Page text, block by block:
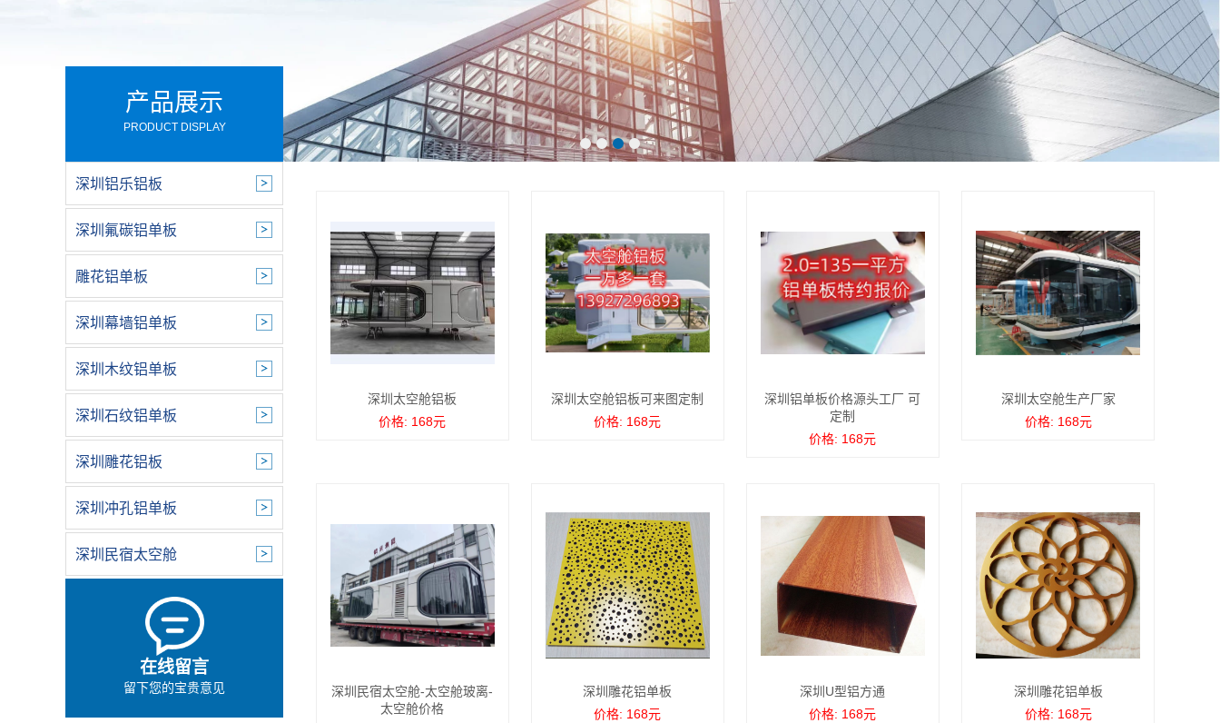
产品展示
PRODUCT DISPLAY
深圳铝乐铝板
深圳氟碳铝单板
雕花铝单板
深圳幕墙铝单板
深圳木纹铝单板
深圳石纹铝单板
深圳雕花铝板
深圳冲孔铝单板
深圳民宿太空舱
在线留言
留下您的宝贵意见
深圳太空舱铝板
价格: 168元
深圳太空舱铝板可来图定制
价格: 168元
深圳铝单板价格源头工厂 可
定制
价格: 168元
深圳太空舱生产厂家
价格: 168元
深圳民宿太空舱-太空舱玻离-
太空舱价格
深圳雕花铝单板
价格: 168元
深圳U型铝方通
价格: 168元
深圳雕花铝单板
价格: 168元